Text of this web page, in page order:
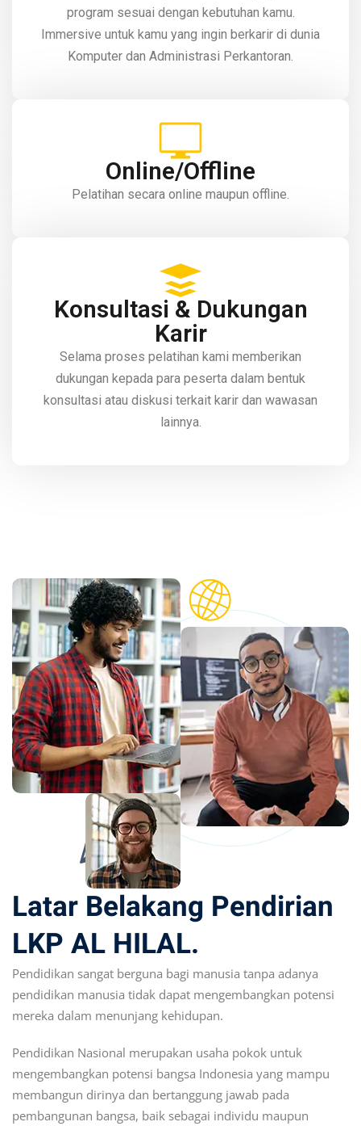
program sesuai dengan kebutuhan kamu.
Immersive untuk kamu yang ingin berkarir di dunia
Komputer dan Administrasi Perkantoran.
Online/Offline
Pelatihan secara online maupun offline.
Konsultasi & Dukungan
Karir
Selama proses pelatihan kami memberikan
dukungan kepada para peserta dalam bentuk
konsultasi atau diskusi terkait karir dan wawasan
lainnya.
Latar Belakang Pendirian
LKP AL HILAL.
Pendidikan sangat berguna bagi manusia tanpa adanya
pendidikan manusia tidak dapat mengembangkan potensi
mereka dalam menunjang kehidupan.
Pendidikan Nasional merupakan usaha pokok untuk
mengembangkan potensi bangsa Indonesia yang mampu
membangun dirinya dan bertanggung jawab pada
pembangunan bangsa, baik sebagai individu maupun